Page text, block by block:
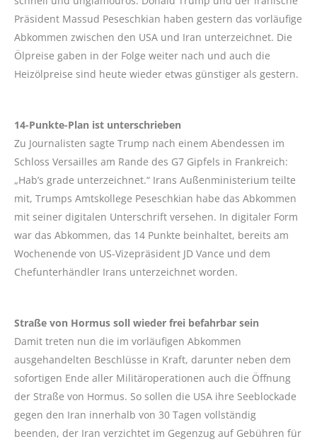
Präsident Massud Peseschkian haben gestern das vorläufige
Abkommen zwischen den USA und Iran unterzeichnet. Die
Ölpreise gaben in der Folge weiter nach und auch die
Heizölpreise sind heute wieder etwas günstiger als gestern.
14-Punkte-Plan ist unterschrieben
Zu Journalisten sagte Trump nach einem Abendessen im
Schloss Versailles am Rande des G7 Gipfels in Frankreich:
„Hab’s grade unterzeichnet.“ Irans Außenministerium teilte
mit, Trumps Amtskollege Peseschkian habe das Abkommen
mit seiner digitalen Unterschrift versehen. In digitaler Form
war das Abkommen, das 14 Punkte beinhaltet, bereits am
Wochenende von US-Vizepräsident JD Vance und dem
Chefunterhändler Irans unterzeichnet worden.
Straße von Hormus soll wieder frei befahrbar sein
Damit treten nun die im vorläufigen Abkommen
ausgehandelten Beschlüsse in Kraft, darunter neben dem
sofortigen Ende aller Militäroperationen auch die Öffnung
der Straße von Hormus. So sollen die USA ihre Seeblockade
gegen den Iran innerhalb von 30 Tagen vollständig
beenden, der Iran verzichtet im Gegenzug auf Gebühren für